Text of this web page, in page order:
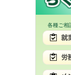
各種ご相